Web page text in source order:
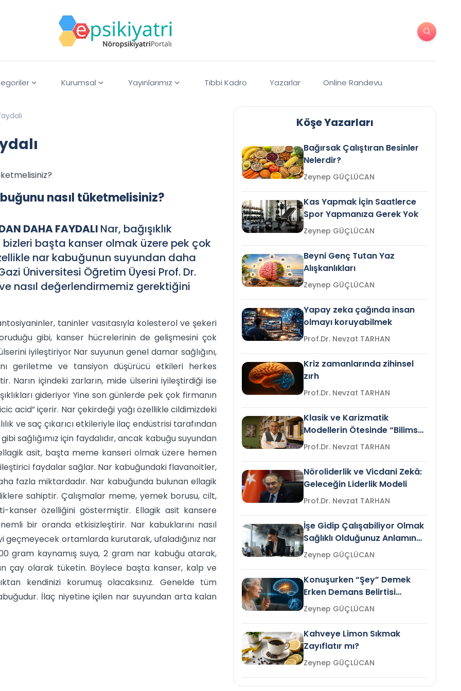
Kurumsal Yayınlarımız Tıbbi Kadro Yazarlar Online Randevu
nasıl tüketmelisiniz?
DAHA FAYDALI Nar, bağışıklık
başta kanser olmak üzere pek çok
nar kabuğunun suyundan daha
Üniversitesi Öğretim Üyesi Prof. Dr.
nasıl değerlendirmemiz gerektiğini
taninler vasıtasıyla kolesterol ve şekeri
gibi, kanser hücrelerinin de gelişmesini çok
iyileştiriyor Nar suyunun genel damar sağlığını,
geriletme ve tansiyon düşürücü etkileri herkes
Narın içindeki zarların, mide ülserini iyileştirdiği ise
gideriyor Yine son günlerde pek çok firmanın
acid” içerir. Nar çekirdeği yağı özellikle cildimizdeki
ve saç çıkarıcı etkileriyle ilaç endüstrisi tarafından
sağlığımız için faydalıdır, ancak kabuğu suyundan
asit, başta meme kanseri olmak üzere hemen
faydalar sağlar. Nar kabuğundaki flavanoitler,
fazla miktardadır. Nar kabuğunda bulunan ellagik
sahiptir. Çalışmalar meme, yemek borusu, cilt,
özelliğini göstermiştir. Ellagik asit kansere
bir oranda etkisizleştirir. Nar kabuklarını nasıl
ortamlarda kurutarak, ufaladığınız nar
gram kaynamış suya, 2 gram nar kabuğu atarak,
çay olarak tüketin. Böylece başta kanser, kalp ve
kendinizi korumuş olacaksınız. Genelde tüm
İlaç niyetine içilen nar suyundan arta kalan
Köşe Yazarları
Bağırsak Çalıştıran Besinler
Nelerdir?
Zeynep GÜÇLÜCAN
Kas Yapmak İçin Saatlerce
Spor Yapmanıza Gerek Yok
Zeynep GÜÇLÜCAN
Beyni Genç Tutan Yaz
Alışkanlıkları
Zeynep GÜÇLÜCAN
Yapay zeka çağında insan
olmayı koruyabilmek
Prof.Dr. Nevzat TARHAN
Kriz zamanlarında zihinsel
zırh
Prof.Dr. Nevzat TARHAN
Klasik ve Karizmatik
Modellerin Ötesinde “Bilimsel
Liderlik”
Prof.Dr. Nevzat TARHAN
Nöroliderlik ve Vicdani Zekâ:
Geleceğin Liderlik Modeli
Prof.Dr. Nevzat TARHAN
İşe Gidip Çalışabiliyor Olmak
Sağlıklı Olduğunuz Anlamına
Gelir mi?Zeynep GÜÇLÜCAN
Konuşurken “Şey” Demek
Erken Demans Belirtisi
Olabilir mi?Zeynep GÜÇLÜCAN
Kahveye Limon Sıkmak
Zayıflatır mı?
Zeynep GÜÇLÜCAN